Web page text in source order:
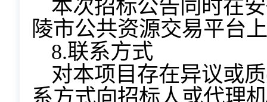
本次招标公告同时在
陵市公共资源交易平台
8.联系方式
对本项目存在异议或
系方式向招标人或代理